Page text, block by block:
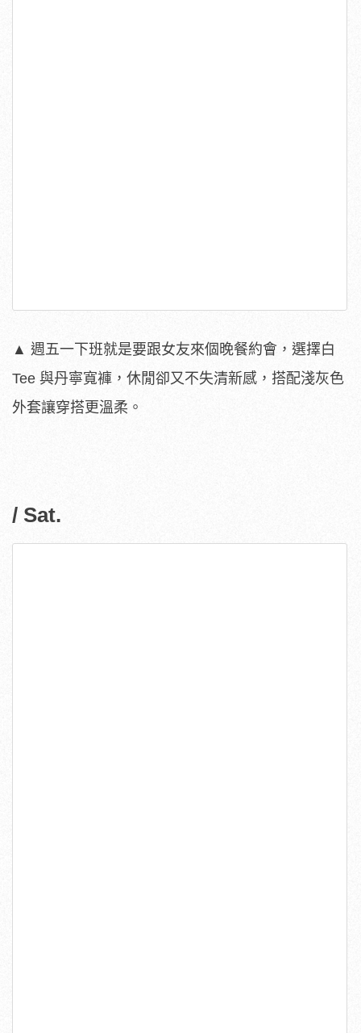
▲ 週五一下班就是要跟女友來個晚餐約會，選擇白
Tee 與丹寧寬褲，休閒卻又不失清新感，搭配淺灰色
外套讓穿搭更溫柔。
/ Sat.